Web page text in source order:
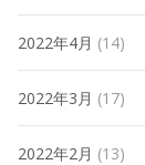
2022年4月 (14)
2022年3月 (17)
2022年2月 (13)